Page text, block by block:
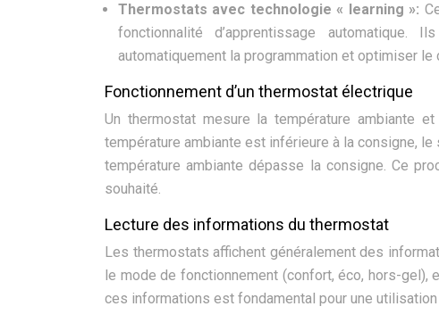
Thermostats avec technologie « learning »:
fonctionnalité d’apprentissage
automatiquement la programmation et optimiser le
Fonctionnement d’un thermostat électrique
Un thermostat mesure la température ambiante
température ambiante est inférieure à la consigne,
température ambiante dépasse la consigne. Ce
souhaité.
Lecture des informations du thermostat
Les thermostats affichent généralement des
le mode de fonctionnement (confort, éco, hors-gel),
ces informations est fondamental pour une